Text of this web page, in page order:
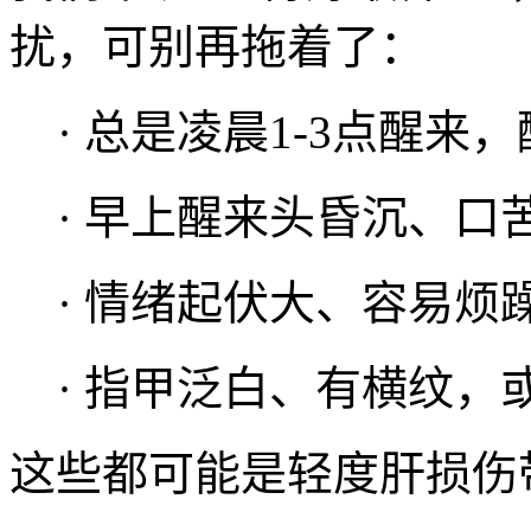
扰，可别再拖着了：
· 总是凌晨1-3点醒来
· 早上醒来头昏沉、口
· 情绪起伏大、容易烦
· 指甲泛白、有横纹，
这些都可能是轻度肝损